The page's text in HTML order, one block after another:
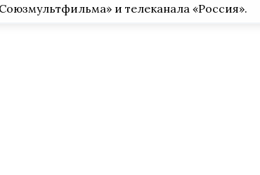
и телеканала «Россия».